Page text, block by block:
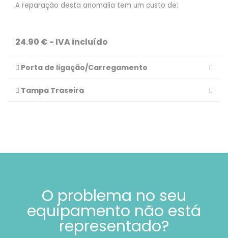
A reparação desta anomalia tem um custo de:
24.90 € - IVA incluído
Porta de ligação/Carregamento
Tampa Traseira
O problema no seu
equipamento não está
representado?